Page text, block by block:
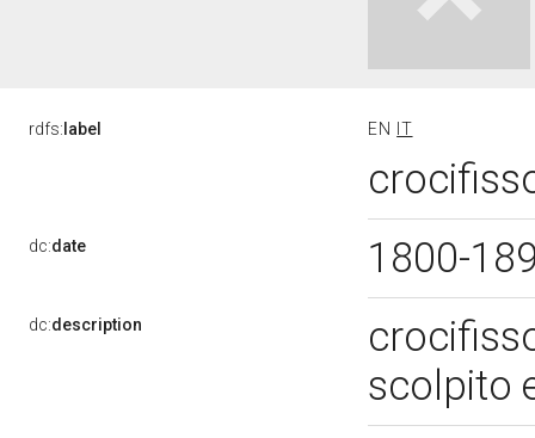
rdfs: label EN IT
dc:date 1800-
dc:description
scolpito